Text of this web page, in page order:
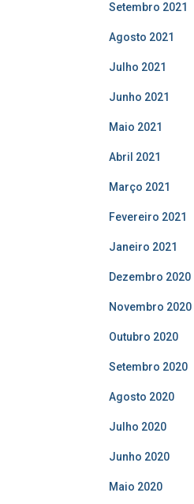
Setembro 2021
Agosto 2021
Julho 2021
Junho 2021
Maio 2021
Abril 2021
Março 2021
Fevereiro 2021
Janeiro 2021
Dezembro 2020
Novembro 2020
Outubro 2020
Setembro 2020
Agosto 2020
Julho 2020
Junho 2020
Maio 2020